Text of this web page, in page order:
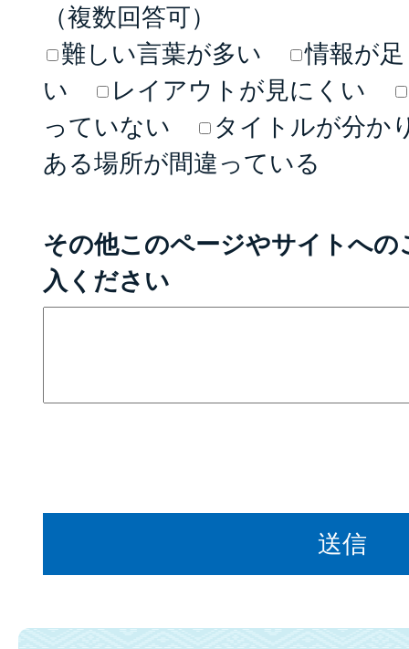
（複数回答可）
難しい言葉が多い
情報が
い
レイアウトが見にくい
っていない
タイトルが分か
ある場所が間違っている
その他このページやサイトへ
入ください